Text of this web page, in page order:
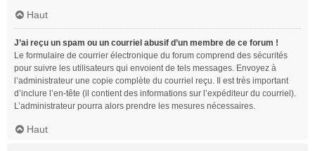
Haut
J’ai reçu un spam ou un courriel abusif d’un membre de ce forum !
Le formulaire de courrier électronique du forum comprend des sécurités
pour suivre les utilisateurs qui envoient de tels messages. Envoyez à
l’administrateur une copie complète du courriel reçu. Il est très important
d’inclure l’en-tête (il contient des informations sur l’expéditeur du courriel).
L’administrateur pourra alors prendre les mesures nécessaires.
Haut